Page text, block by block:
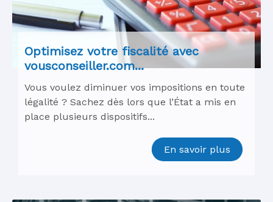
Optimisez votre fiscalité avec
vousconseiller.com...
Vous voulez diminuer vos impositions en toute
légalité ? Sachez dès lors que l’État a mis en
place plusieurs dispositifs...
En savoir plus